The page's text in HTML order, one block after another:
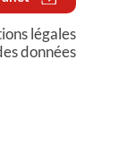
légales
données